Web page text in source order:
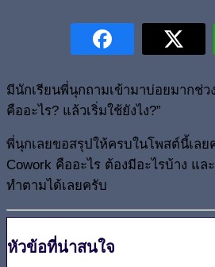
มีนักเรียนพี่นุกถามเข้ามาบ่อยมากช่ว
คืออะไร? แล้วเริ่มใช้ยังไง?”
พี่นุกเลยขอสรุปให้ครบในโพสต์นี้เลย
Cowork คืออะไร ต้องมีอะไรบ้าง แ
ทำตามได้เลยครับ
หัวข้อที่น่าสนใจ